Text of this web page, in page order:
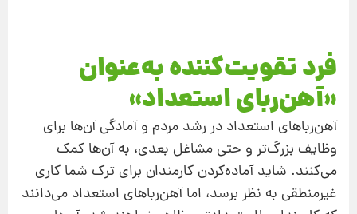
فرد تقویت‌کننده به‌عنوان
«آهن‌ربای استعداد»
آهن‌ربا‌های استعداد در رشد مردم و آمادگی آن‌ها برای
وظایف بزرگ‌تر و حتی مشاغل بعدی، به آن‌ها کمک
می‌کنند. شاید آماده‌کردن کارمندان برای ترک شما کاری
غیرمنطقی به نظر برسد، اما آهن‌ربا‌های استعداد می‌دانند